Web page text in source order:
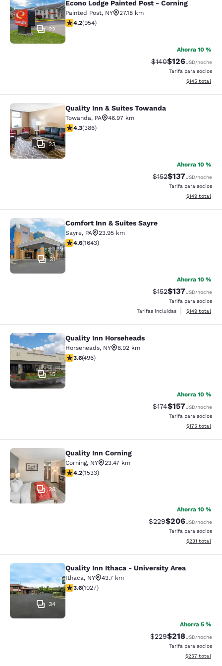
22
Econo Lodge Painted Post - Corning
Painted Post, NY
27.18 km
calificación de 4.21 estrellas. Excelente. 954 reseñas
4.2(954)
Ahorra 10 %
Precio tachado:
$140Precio con
$126USD/noche
Tarifa para socios
Ver detalles
$145 total
Quality Inn & Suites Towanda
23
Quality Inn & Suites Towanda
Towanda, PA
46.97 km
calificación de 4.33 estrellas. Excelente. 386 reseñas
4.3(386)
Ahorra 10 %
Precio tachado:
$152Precio con
$137USD/noche
Tarifa para socios
Ver detalles
$149 total
Comfort Inn & Suites Sayre
31
Comfort Inn & Suites Sayre
Sayre, PA
23.95 km
calificación de 4.59 estrellas. Excelente. 1643 reseñas
4.6(1643)
Ahorra 10 %
Precio tachado:
$152Precio con
$137USD/noche
Tarifa para socios
Tarifas incluidas
Ver detalles
$149 total
Quality Inn Horseheads
15
Quality Inn Horseheads
Horseheads, NY
8.92 km
calificación de 3.62 estrellas. Bueno. 496 reseñas
3.6(496)
Ahorra 10 %
Precio tachado:
$174Precio con
$157USD/noche
Tarifa para socios
Ver detalles
$175 total
Quality Inn Corning
28
Quality Inn Corning
Corning, NY
23.47 km
calificación de 4.23 estrellas. Excelente. 1533 reseñas
4.2(1533)
Ahorra 10 %
Precio tachado:
$229Precio con
$206USD/noche
Tarifa para socios
Ver detalles
$231 total
Quality Inn Ithaca - University Area
34
Quality Inn Ithaca - University Area
Ithaca, NY
43.7 km
calificación de 3.59 estrellas. Bueno. 1027 reseñas
3.6(1027)
Ahorra 5 %
Precio tachado:
$229Precio con
$218USD/noche
Tarifa para socios
Ver detalles
$257 total